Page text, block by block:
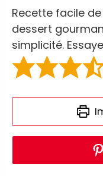
Recette facile
dessert
simplicité.